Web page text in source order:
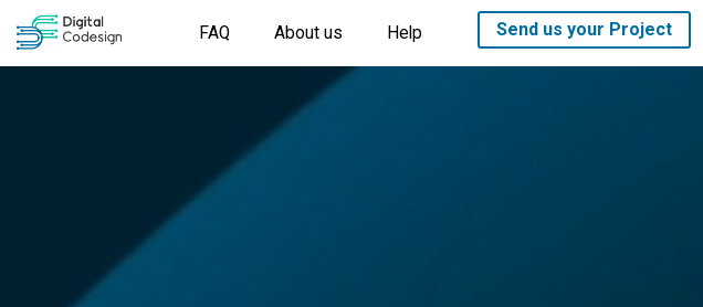
FAQ About us Help Send us your Project